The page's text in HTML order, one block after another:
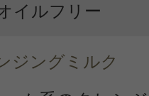
イルフリー
ジングミルク